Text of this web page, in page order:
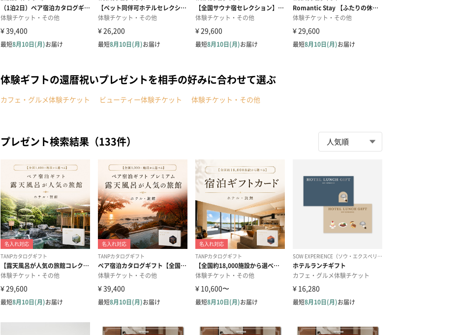
体験ギフトの還暦祝いプレゼントを相手の好みに合わせて選ぶ
カフェ・グルメ体験チケット ビューティー体験チケット 体験チケット・その他
プレゼント検索結果（133件）